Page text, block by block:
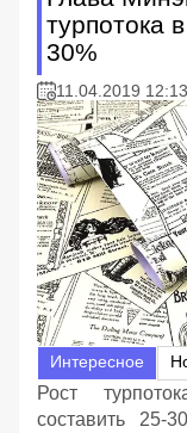
турпотока
30%
11.04.2019 12:13
Интересное
Рост
составить 25-